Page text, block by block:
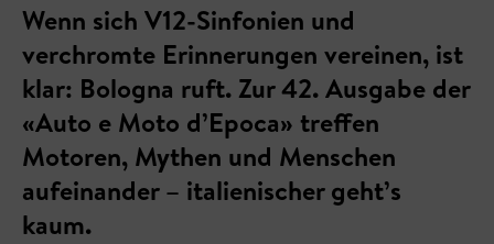
Wenn sich V12-Sinfonien und
verchromte Erinnerungen vereinen, ist
klar: Bologna ruft. Zur 42. Ausgabe der
«Auto e Moto d’Epoca» treffen
Motoren, Mythen und Menschen
aufeinander – italienischer geht’s
kaum.